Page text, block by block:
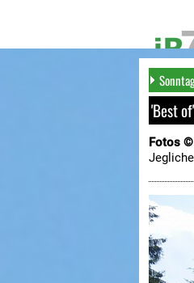
'Best
Fotos ©